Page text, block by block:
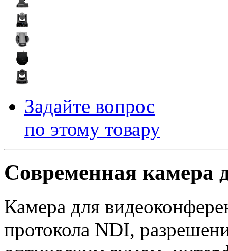
Задайте вопрос
по этому товару
Современная камера
Камера для
протокола NDI,